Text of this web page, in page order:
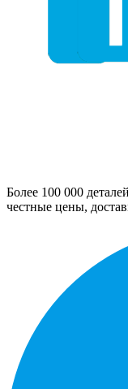
Более 100 000
честные цены,